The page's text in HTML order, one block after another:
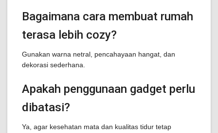
Bagaimana cara membuat rumah
terasa lebih cozy?
Gunakan warna netral, pencahayaan hangat, dan
dekorasi sederhana.
Apakah penggunaan gadget perlu
dibatasi?
Ya, agar kesehatan mata dan kualitas tidur tetap